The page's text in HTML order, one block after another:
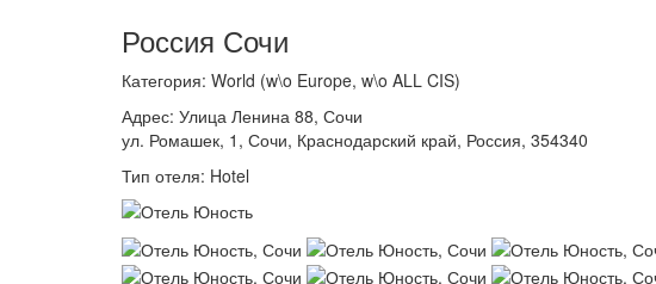
Россия Сочи
Категория: World (w\o Europe, w\o ALL CIS)
Адрес: Улица Ленина 88, Сочи
ул. Ромашек, 1, Сочи, Краснодарский край, Россия, 354340
Тип отеля: Hotel